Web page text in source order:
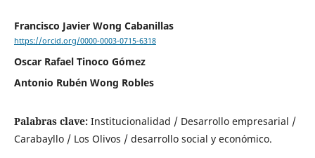
Francisco Javier Wong Cabanillas
https://orcid.org/0000-0003-0715-6318
Oscar Rafael Tinoco Gómez
Antonio Rubén Wong Robles
Palabras clave: Institucionalidad / Desarrollo empresarial /
Carabayllo / Los Olivos / desarrollo social y económico.